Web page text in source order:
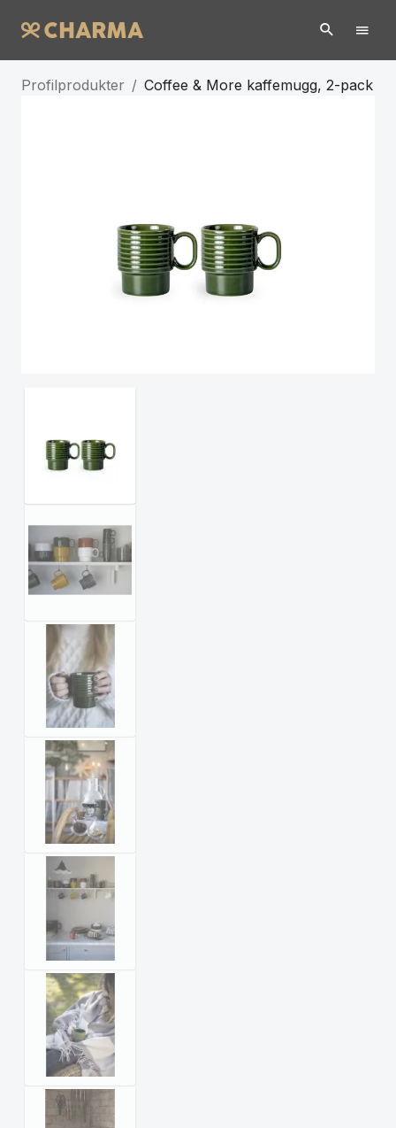
Profilprodukter / Coffee & More kaffemugg, 2-pack